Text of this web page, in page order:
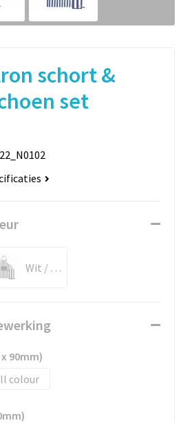
buiten
schort &
set
Wit / Zwart
90mm)
colour